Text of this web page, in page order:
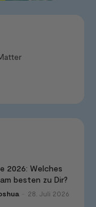
2026: Welches
besten zu Dir?
28. Juli 2026